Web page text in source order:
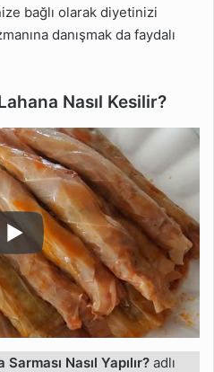
bağlı olarak diyetinizi
danışmak da faydalı
Nasıl Kesilir?
Nasıl Yapılır?adlı